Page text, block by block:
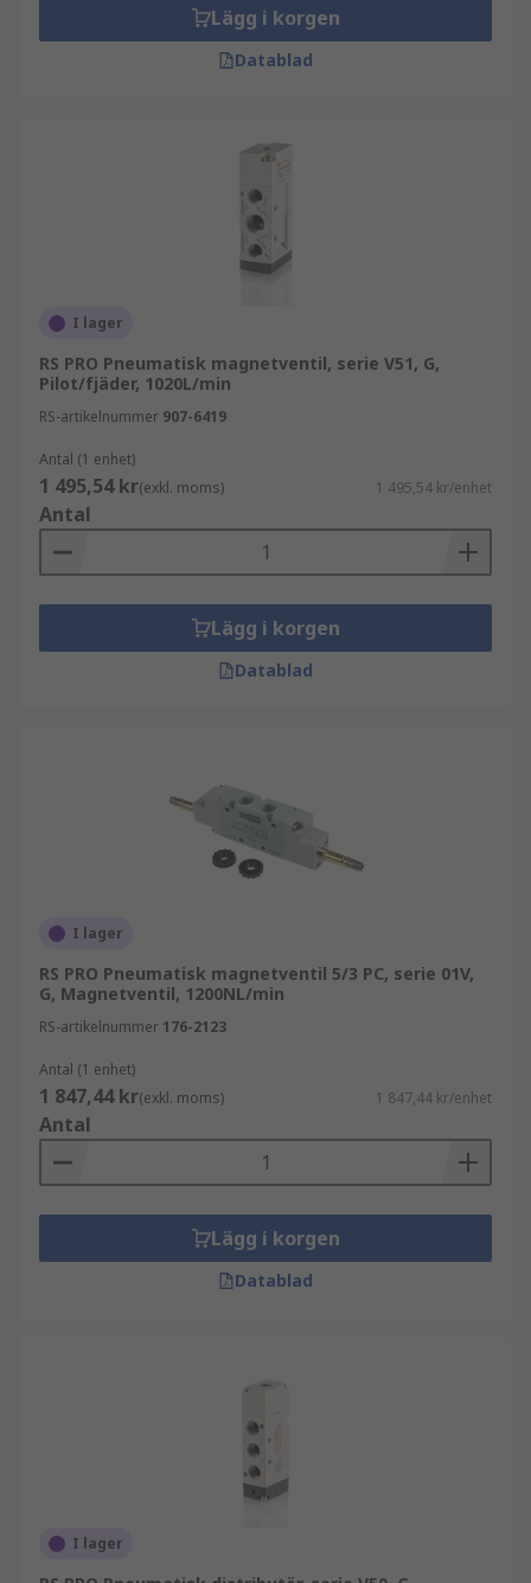
Lägg i korgen
Datablad
I lager
RS PRO Pneumatisk magnetventil, serie V51, G,
Pilot/fjäder, 1020L/min
RS-artikelnummer 907-6419
Antal (1 enhet)
1 495,54 kr(exkl. moms) 1 495,54 kr/enhet
Antal
Lägg i korgen
Datablad
I lager
RS PRO Pneumatisk magnetventil 5/3 PC, serie 01V,
G, Magnetventil, 1200NL/min
RS-artikelnummer 176-2123
Antal (1 enhet)
1 847,44 kr(exkl. moms) 1 847,44 kr/enhet
Antal
Lägg i korgen
Datablad
I lager